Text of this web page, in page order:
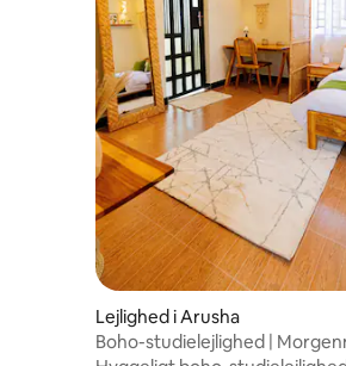
Lejlighed i Arusha
Boho-studielejlighed |